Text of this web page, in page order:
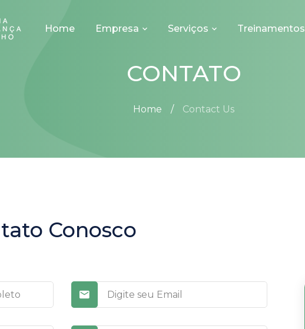
Home Empresa Serviços Treinamentos
CONTATO
Home Contact Us
Conosco